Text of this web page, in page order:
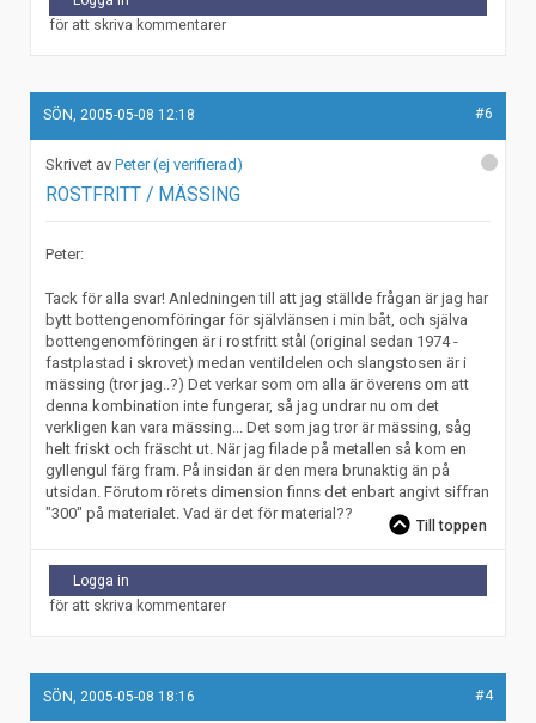
för att skriva kommentarer
SÖN, 2005-05-08 12:18 #6
Peter (ej verifierad)
ROSTFRITT / MÄSSING
Peter:
Tack för alla svar! Anledningen till att jag ställde frågan är jag har
bytt bottengenomföringar för självlänsen i min båt, och själva
bottengenomföringen är i rostfritt stål (original sedan 1974 -
fastplastad i skrovet) medan ventildelen och slangstosen är i
mässing (tror jag..?) Det verkar som om alla är överens om att
denna kombination inte fungerar, så jag undrar nu om det
verkligen kan vara mässing... Det som jag tror är mässing, såg
helt friskt och fräscht ut. När jag filade på metallen så kom en
gyllengul färg fram. På insidan är den mera brunaktig än på
utsidan. Förutom rörets dimension finns det enbart angivt siffran
"300" på materialet. Vad är det för material??
Till toppen
Logga in
för att skriva kommentarer
SÖN, 2005-05-08 18:16 #4